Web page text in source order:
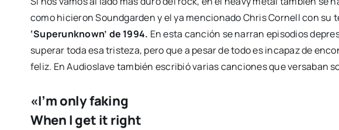
como hicieron Soundgarden y el ya mencionado Chris Cornell con su
‘Superunknown’ de 1994. En esta canción se narran episodios
superar toda esa tristeza, pero que a pesar de todo es incapaz de
feliz. En Audioslave también escribió varias canciones que versaban
«I’m only faking
When I get it right​